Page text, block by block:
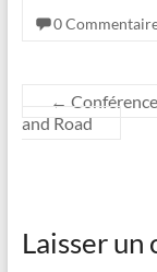
0
←
and Road
Laisser